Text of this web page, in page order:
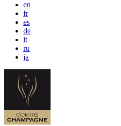
en
fr
es
de
it
ru
ja